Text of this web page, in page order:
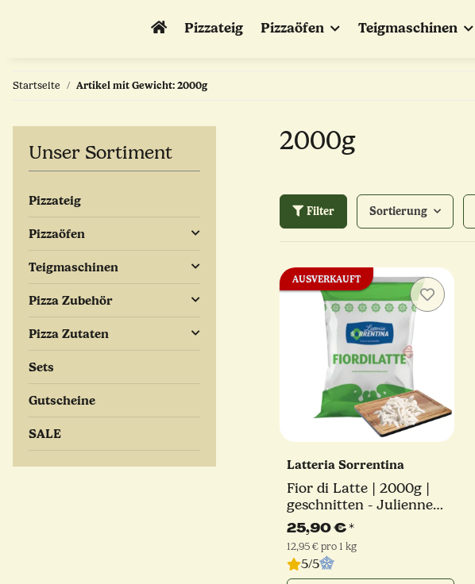
Pizzateig Pizzaöfen Teigmaschinen
Startseite Artikel mit Gewicht: 2000g
2000g
Filter Sortierung
AUSVERKAUFT
Latteria Sorrentina
Fior di Latte | 2000g |
geschnitten - Julienne
Schnitt | Latteria
Sorrentina
25,90 €*
12,95 € pro 1 kg
5/5
Unser Sortiment
Pizzateig
Pizzaöfen
Teigmaschinen
Pizza Zubehör
Pizza Zutaten
Sets
Gutscheine
SALE